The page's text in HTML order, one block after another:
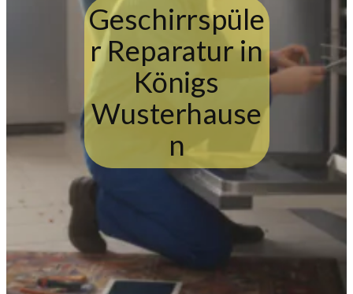
Geschirrspüle
r Reparatur in
Königs
Wusterhause
n